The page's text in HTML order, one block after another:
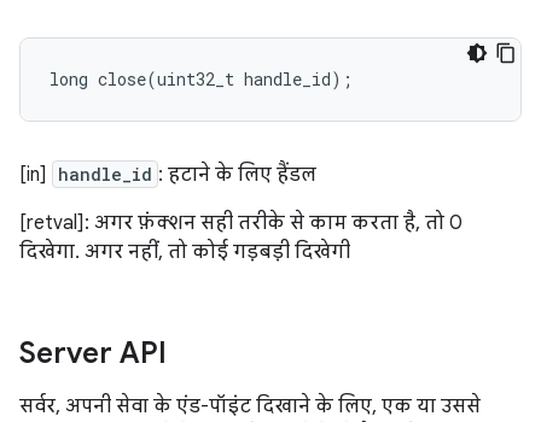
long close(uint32_t handle_id);
[in] handle_id : हटाने के लिए हैंडल
[retval]: अगर फ़ंक्शन सही तरीके से काम करता है, तो 0
दिखेगा. अगर नहीं, तो कोई गड़बड़ी दिखेगी
Server API
सर्वर, अपनी सेवा के एंड-पॉइंट दिखाने के लिए, एक या उससे